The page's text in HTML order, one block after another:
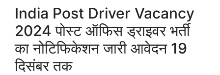
India Post Driver Vacancy
2024 पोस्ट ऑफिस ड्राइवर भर्ती
का नोटिफिकेशन जारी आवेदन 19
दिसंबर तक